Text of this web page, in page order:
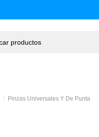
Pinzas Universales Y De Punta